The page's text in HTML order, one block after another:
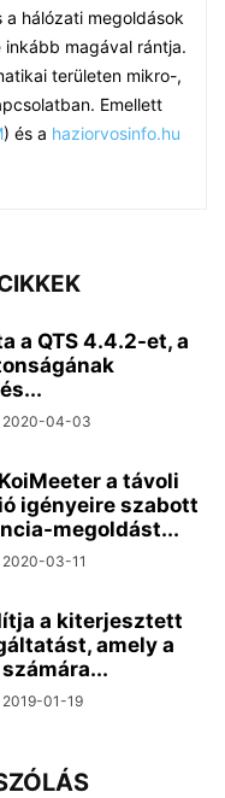
hálózati megoldások
magával rántja.
területen mikro-,
Emellett
) és a haziorvosinfo.hu
a QTS 4.4.2-et, a
2020-04-03
a távoli
igényeire szabott
megoldást...
2020-03-11
a kiterjesztett
amely a
2019-01-19